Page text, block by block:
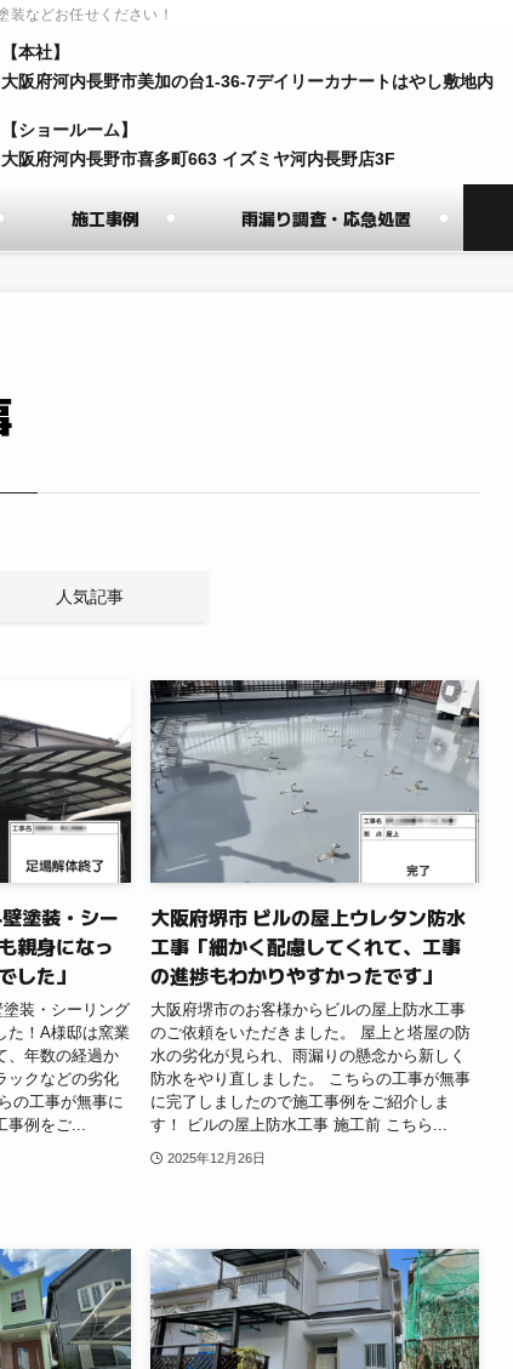
装などお任せください！
施工事例 雨漏り調査・応急処置
【本社】
⼤阪府河内⻑野市美加の台1-36-7デイリーカナートはやし敷地内
【ショールーム】
⼤阪府河内⻑野市喜多町663 イズミヤ河内⻑野店3F
人気記事
塗装・シー
親身になっ
した」
装・シーリング
た！A様邸は窯業
、年数の経過か
ックなどの劣化
の工事が無事に
例をご...
大阪府堺市 ビルの屋上ウレタン防水
工事「細かく配慮してくれて、工事
の進捗もわかりやすかったです」
大阪府堺市のお客様からビルの屋上防水工事
のご依頼をいただきました。 屋上と塔屋の防
水の劣化が見られ、雨漏りの懸念から新しく
防水をやり直しました。 こちらの工事が無事
に完了しましたので施工事例をご紹介しま
す！ ビルの屋上防水工事 施工前 こちら...
2025年12月26日